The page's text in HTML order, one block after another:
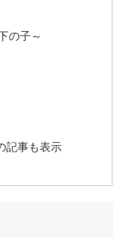
の子～
事も表示